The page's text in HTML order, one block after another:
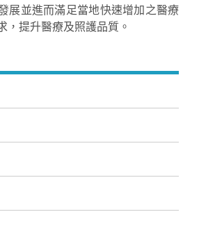
展並進而滿足當地快速增加之醫療
，提升醫療及照護品質。